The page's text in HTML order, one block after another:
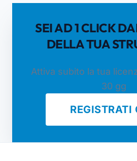
SEI AD 1 CLICK
DELLA TUA
Attiva subito la tua
30 gg
REGISTRATI